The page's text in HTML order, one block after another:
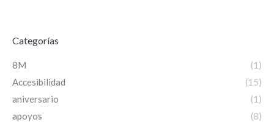
Categorías
8M
(1)
Accesibilidad
(15)
aniversario
(1)
apoyos
(8)